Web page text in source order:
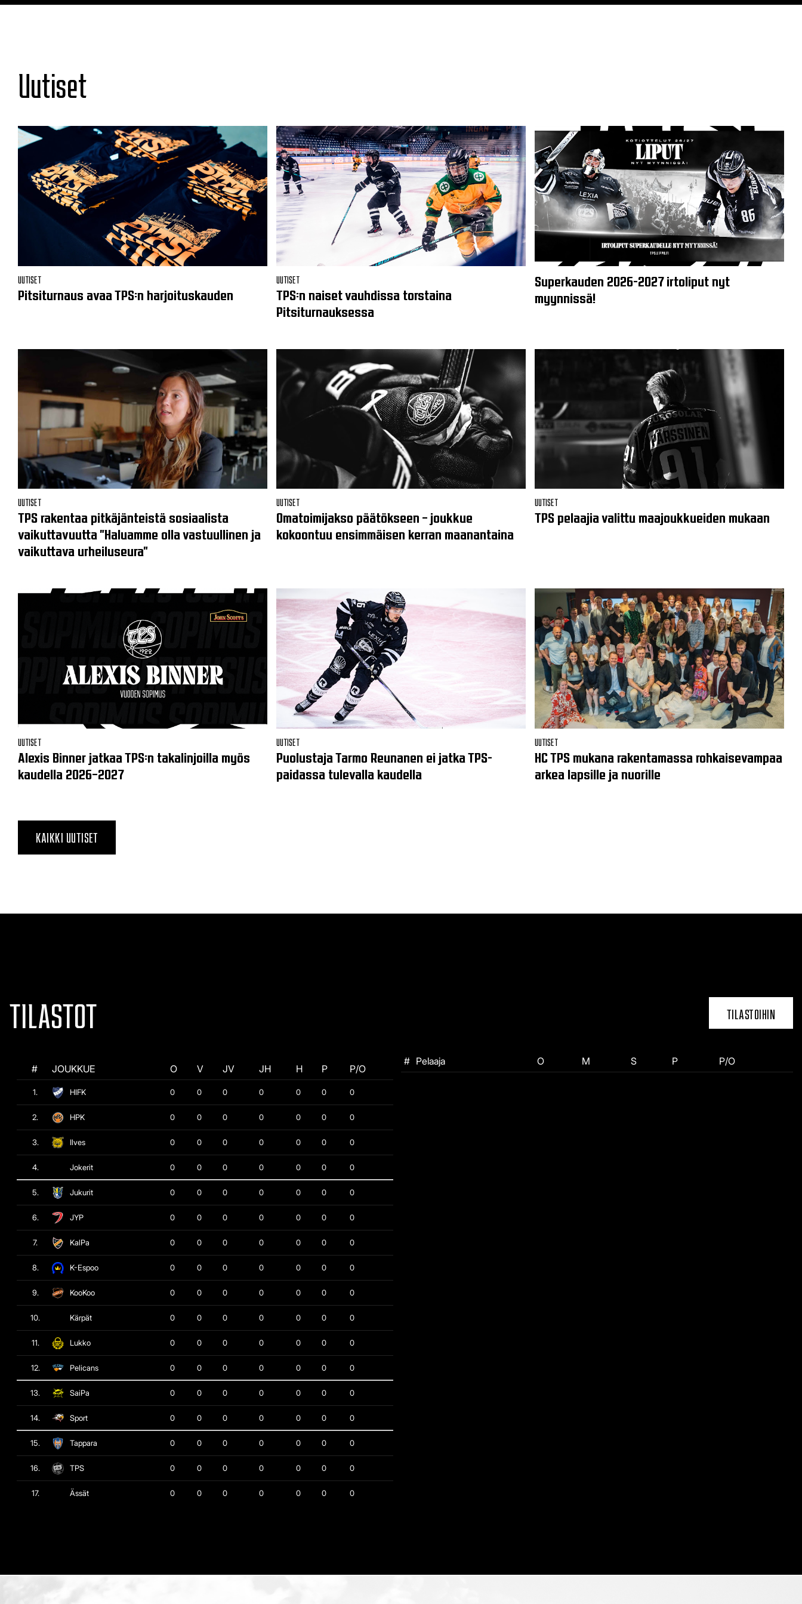
Uutiset
Pitsiturnaus avaa TPS:n harjoituskauden
UUTISET
TPS:n naiset vauhdissa torstaina
Pitsiturnauksessa
UUTISET
Superkauden 2026-2027 irtoliput nyt
myynnissä!
TPS rakentaa pitkäjänteistä sosiaalista
vaikuttavuutta "Haluamme olla vastuullinen ja
vaikuttava urheiluseura"
UUTISET
Omatoimijakso päätökseen – joukkue
kokoontuu ensimmäisen kerran maanantaina
UUTISET
TPS pelaajia valittu maajoukkueiden mukaan
UUTISET
Alexis Binner jatkaa TPS:n takalinjoilla myös
kaudella 2026–2027
UUTISET
Puolustaja Tarmo Reunanen ei jatka TPS-
paidassa tulevalla kaudella
UUTISET
HC TPS mukana rakentamassa rohkaisevampaa
arkea lapsille ja nuorille
UUTISET
KAIKKI UUTISET
TILASTOT TILASTOIHIN
# JOUKKUE O V JV JH H P P/O
1. HIFK 0 0 0 0 0 0 0
2. HPK 0 0 0 0 0 0 0
3. Ilves 0 0 0 0 0 0 0
4. Jokerit 0 0 0 0 0 0 0
5. Jukurit 0 0 0 0 0 0 0
6. JYP 0 0 0 0 0 0 0
7. KalPa 0 0 0 0 0 0 0
8. K-Espoo 0 0 0 0 0 0 0
9. KooKoo 0 0 0 0 0 0 0
10. Kärpät 0 0 0 0 0 0 0
11. Lukko 0 0 0 0 0 0 0
12. Pelicans 0 0 0 0 0 0 0
13. SaiPa 0 0 0 0 0 0 0
14. Sport 0 0 0 0 0 0 0
15. Tappara 0 0 0 0 0 0 0
16. TPS 0 0 0 0 0 0 0
17. Ässät 0 0 0 0 0 0 0
# Pelaaja O M S P P/O